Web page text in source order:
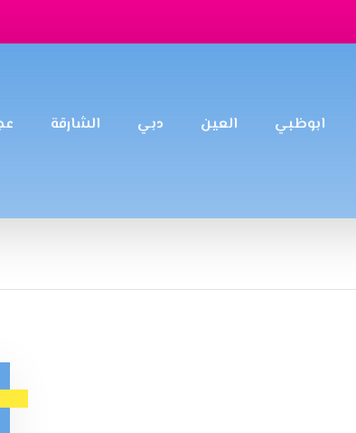
ابوظبي العين دبي الشارقة